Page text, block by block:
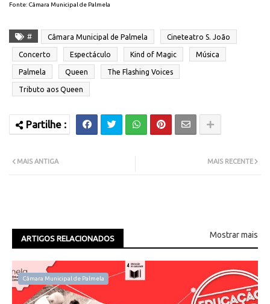
Fonte: Câmara Municipal de Palmela
# Câmara Municipal de Palmela Cineteatro S. João
Concerto Espectáculo Kind of Magic Música
Palmela Queen The Flashing Voices
Tributo aos Queen
MAIS RECENTE
MAIS ANTIGA
ARTIGOS RELACIONADOS Mostrar mais
Câmara Municipal de Palmela